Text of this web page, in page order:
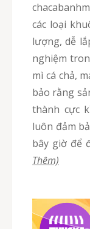
các loại
lượng, dễ
nghiệm
mì cá chả,
bảo rằng
thành cực
luôn đảm
bây giờ để
Thêm)